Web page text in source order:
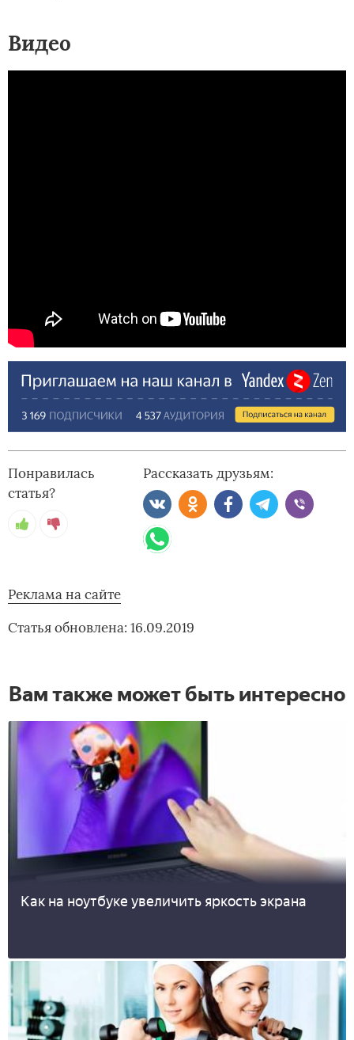
Видео
Понравилась
статья?
Рассказать друзьям:
Реклама на сайте
Статья обновлена: 16.09.2019
Вам также может быть интересно
Как на ноутбуке увеличить яркость экрана